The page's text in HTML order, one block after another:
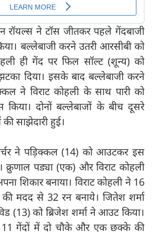
रॉयल्स ने टॉस जीतकर पहले गेंदबाजी
बल्लेबाजी करने उतरी आरसीबी को
ही गेंद पर फिल सॉल्ट (शून्य) को
दिया। इसके बाद बल्लेबाजी करने
ने विराट कोहली के साथ पारी को
किया। दोनों बल्लेबाजों के बीच दूसरे
साझेदारी हुई।
ने पड़िक्कल (14) को आउटकर इस
क्रुणाल पड्या (एक) और विराट कोहली
शिकार बनाया। विराट कोहली ने 16
मदद से 32 रन बनाये। जितेश शर्मा
(13) को ब्रिजेश शर्मा ने आउट किया।
ने 11 गेंदों में दो चौके और एक छक्के की